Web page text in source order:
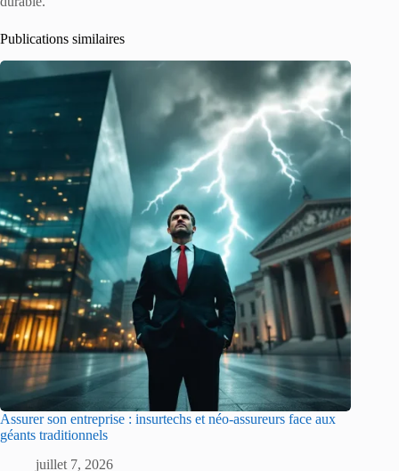
Publications similaires
Assurer son entreprise : insurtechs et néo-assureurs face aux
géants traditionnels
juillet 7, 2026